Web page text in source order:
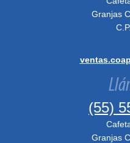
Granjas
(55)
Granjas